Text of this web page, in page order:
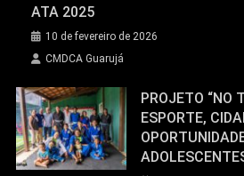
ATA 2025
10 de fevereiro de 2026
CMDCA Guarujá
PROJETO “NO
ESPORTE,